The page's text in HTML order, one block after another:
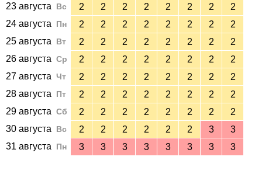
23 августа
Вс 2 2 2 2 2 2 2
2
24 августа
Пн 2 2 2 2 2 2 2
2
25 августа
Вт 2 2 2 2 2 2 2
2
26 августа Ср 2 2 2 2 2 2 2
2
27 августа Чт 2 2 2 2 2 2 2
2
28 августа
Пт 2 2 2 2 2 2 2
2
29 августа Сб 2 2 2 2 2 2 2
2
30 августа
Вс 2 2 2 2 2 2 3
3
31 августа
Пн 3 3 3 3 3 3 3 3